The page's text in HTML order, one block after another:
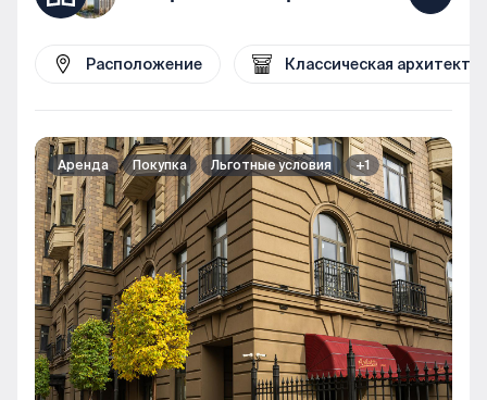
Расположение Классическая
Аренда Покупка Льготные условия +1